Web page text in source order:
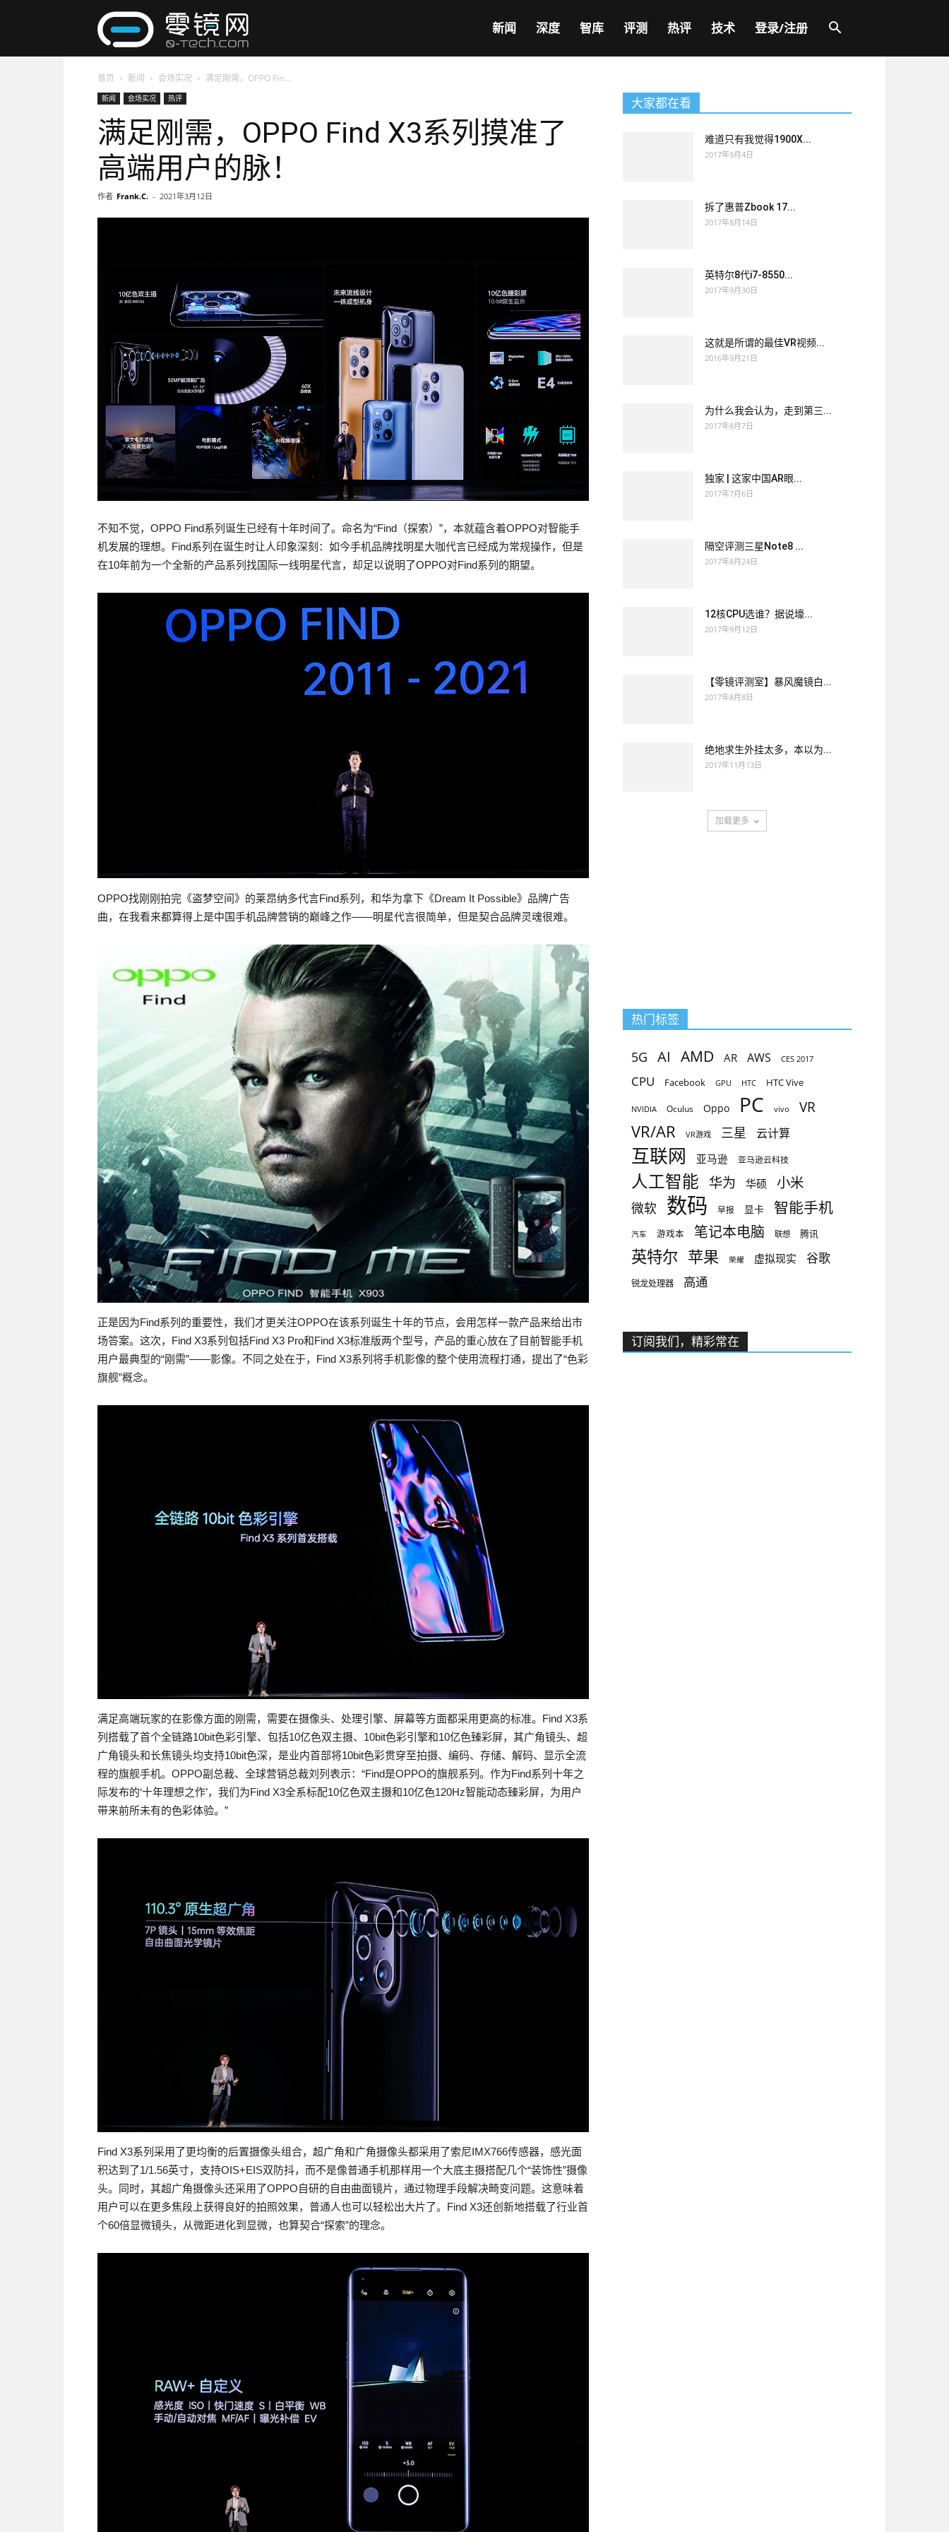
镜
网
新闻 深度 智库 评测 热评 技术 登录/注册
首页 新闻 会场实况 满足刚需，OPPO Fin...
新闻 会场实况 热评
满足刚需，OPPO Find X3系列摸准了
高端用户的脉！
作者 Frank.C. - 2021年3月12日
不知不觉，OPPO Find系列诞生已经有十年时间了。命名为“Find（探索）”，本就蕴含着OPPO对智能手
机发展的理想。Find系列在诞生时让人印象深刻：如今手机品牌找明星大咖代言已经成为常规操作，但是
在10年前为一个全新的产品系列找国际一线明星代言，却足以说明了OPPO对Find系列的期望。
OPPO找刚刚拍完《盗梦空间》的莱昂纳多代言Find系列，和华为拿下《Dream It Possible》品牌广告
曲，在我看来都算得上是中国手机品牌营销的巅峰之作——明星代言很简单，但是契合品牌灵魂很难。
正是因为Find系列的重要性，我们才更关注OPPO在该系列诞生十年的节点，会用怎样一款产品来给出市
场答案。这次，Find X3系列包括Find X3 Pro和Find X3标准版两个型号，产品的重心放在了目前智能手机
用户最典型的“刚需”——影像。不同之处在于，Find X3系列将手机影像的整个使用流程打通，提出了“色彩
旗舰”概念。
满足高端玩家的在影像方面的刚需，需要在摄像头、处理引擎、屏幕等方面都采用更高的标准。Find X3系
列搭载了首个全链路10bit色彩引擎、包括10亿色双主摄、10bit色彩引擎和10亿色臻彩屏，其广角镜头、超
广角镜头和长焦镜头均支持10bit色深，是业内首部将10bit色彩贯穿至拍摄、编码、存储、解码、显示全流
程的旗舰手机。OPPO副总裁、全球营销总裁刘列表示：“Find是OPPO的旗舰系列。作为Find系列十年之
际发布的‘十年理想之作’，我们为Find X3全系标配10亿色双主摄和10亿色120Hz智能动态臻彩屏，为用户
带来前所未有的色彩体验。”
Find X3系列采用了更均衡的后置摄像头组合，超广角和广角摄像头都采用了索尼IMX766传感器，感光面
积达到了1/1.56英寸，支持OIS+EIS双防抖，而不是像普通手机那样用一个大底主摄搭配几个“装饰性”摄像
头。同时，其超广角摄像头还采用了OPPO自研的自由曲面镜片，通过物理手段解决畸变问题。这意味着
用户可以在更多焦段上获得良好的拍照效果，普通人也可以轻松出大片了。Find X3还创新地搭载了行业首
个60倍显微镜头，从微距进化到显微，也算契合“探索”的理念。
大家都在看
难道只有我觉得1900X...
2017年9月4日
拆了惠普Zbook 17...
2017年8月14日
英特尔8代i7-8550...
2017年9月30日
这就是所谓的最佳VR视频...
2016年9月21日
为什么我会认为，走到第三...
2017年8月7日
独家 | 这家中国AR眼...
2017年7月6日
隔空评测三星Note8 ...
2017年8月24日
12核CPU选谁？据说壕...
2017年9月12日
【零镜评测室】暴风魔镜白...
2017年8月8日
绝地求生外挂太多，本以为...
2017年11月13日
加载更多
热门标签
5G AI AMD AR AWS CES 2017
CPU Facebook GPU HTC HTC Vive
NVIDIA Oculus Oppo PC vivo VR
VR/AR VR游戏 三星 云计算
互联网 亚马逊 亚马逊云科技
人工智能 华为 华硕 小米
微软 数码 早报 显卡 智能手机
汽车 游戏本 笔记本电脑 联想 腾讯
英特尔 苹果 荣耀 虚拟现实 谷歌
锐龙处理器 高通
订阅我们，精彩常在